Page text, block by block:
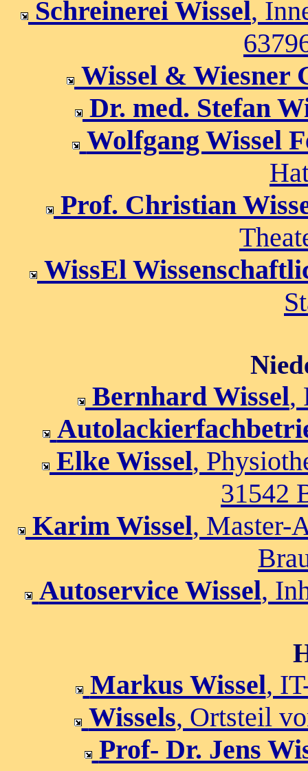
Schreinerei Wissel,
Wissel & Wiesner
Dr. med. Stefan
Wolfgang Wissel
Prof. Christian
WissEl
Bernhard Wissel,
Elke Wissel,
31542
Karim Wissel, Master-
Autoservice Wissel,
Markus Wissel,
Wissels, Ortsteil
Prof- Dr. Jens